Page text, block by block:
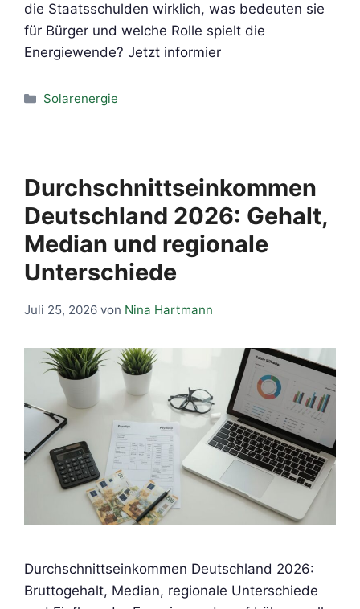
die Staatsschulden wirklich, was bedeuten sie
für Bürger und welche Rolle spielt die
Energiewende? Jetzt informier
Kategorien
Solarenergie
Durchschnittseinkommen
Deutschland 2026: Gehalt,
Median und regionale
Unterschiede
Juli 25, 2026 von Nina Hartmann
Durchschnittseinkommen Deutschland 2026:
Bruttogehalt, Median, regionale Unterschiede